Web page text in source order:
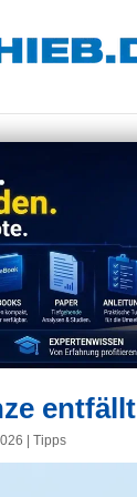
Tipps